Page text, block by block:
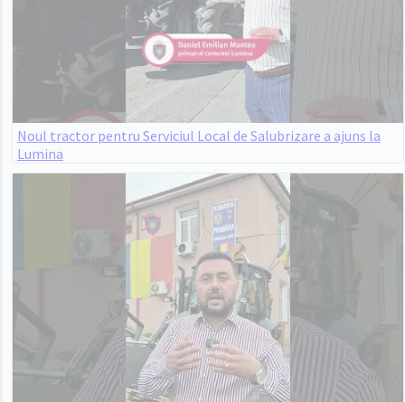
Noul tractor pentru Serviciul Local de Salubrizare a ajuns la
Lumina